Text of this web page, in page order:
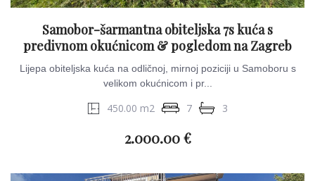
Samobor-šarmantna obiteljska 7s kuća s
predivnom okućnicom & pogledom na Zagreb
Lijepa obiteljska kuća na odličnoj, mirnoj poziciji u Samoboru s
velikom okućnicom i pr...
450.00 m2 7 3
2.000.00 €